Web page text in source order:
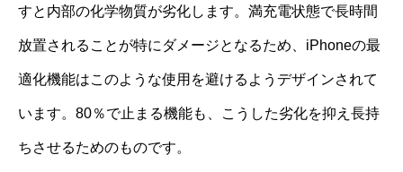
すと内部の化学物質が劣化します。満充電状態で長時間
放置されることが特にダメージとなるため、iPhoneの最
適化機能はこのような使用を避けるようデザインされて
います。80％で止まる機能も、こうした劣化を抑え長持
ちさせるためのものです。